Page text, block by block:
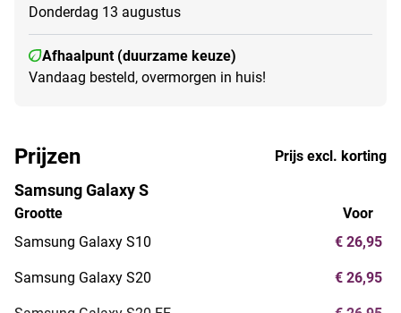
Donderdag 13 augustus
Afhaalpunt (duurzame keuze)
Vandaag besteld, overmorgen in huis!
Prijzen Prijs excl. korting
Samsung Galaxy S
Grootte
Samsung Galaxy S10
Samsung Galaxy S20
Voor
€ 26,95
€ 26,95